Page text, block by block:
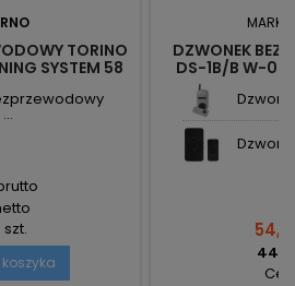
TORINO
SYSTEM 58
DB-FX-153
...
DZWONEK
DS-1B/B W-